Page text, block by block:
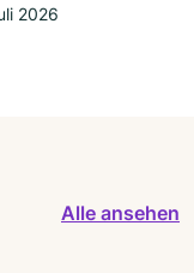
2026
Alle ansehen